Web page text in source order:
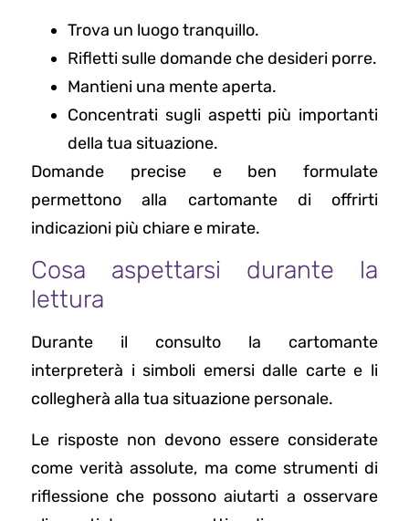
Trova un luogo tranquillo.
Rifletti sulle domande che desideri porre.
Mantieni una mente aperta.
Concentrati sugli aspetti più importanti
della tua situazione.
Domande precise e ben formulate
permettono alla cartomante di offrirti
indicazioni più chiare e mirate.
Cosa aspettarsi durante la
lettura
Durante il consulto la cartomante
interpreterà i simboli emersi dalle carte e li
collegherà alla tua situazione personale.
Le risposte non devono essere considerate
come verità assolute, ma come strumenti di
riflessione che possono aiutarti a osservare